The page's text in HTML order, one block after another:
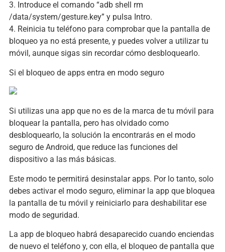
3. Introduce el comando “adb shell rm
/data/system/gesture.key” y pulsa Intro.
4. Reinicia tu teléfono para comprobar que la pantalla de
bloqueo ya no está presente, y puedes volver a utilizar tu
móvil, aunque sigas sin recordar cómo desbloquearlo.
Si el bloqueo de apps entra en modo seguro
Si utilizas una app que no es de la marca de tu móvil para
bloquear la pantalla, pero has olvidado como
desbloquearlo, la solución la encontrarás en el modo
seguro de Android, que reduce las funciones del
dispositivo a las más básicas.
Este modo te permitirá desinstalar apps. Por lo tanto, solo
debes activar el modo seguro, eliminar la app que bloquea
la pantalla de tu móvil y reiniciarlo para deshabilitar ese
modo de seguridad.
La app de bloqueo habrá desaparecido cuando enciendas
de nuevo el teléfono y, con ella, el bloqueo de pantalla que